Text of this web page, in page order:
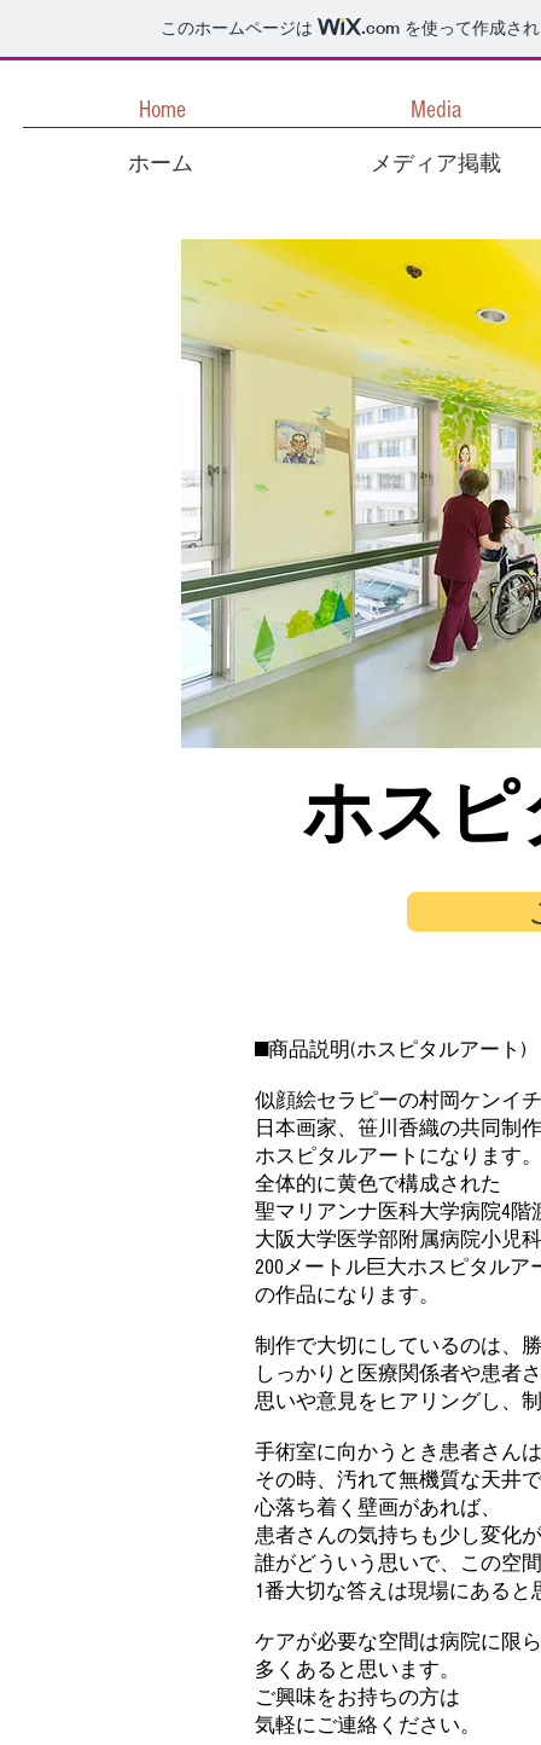
このホームページは .com を使って作成さ
Home Media
ホーム メディア掲載
ホスピ
■商品説明(ホスピタルアート)
似顔絵セラピーの村岡ケンイ
日本画家、笹川香織の共同制
ホスピタルアートになります。
全体的に黄色で構成された
聖マリアンナ医科大学病院4階
大阪大学医学部附属病院小児
200メートル巨大ホスピタルア
の作品になります。
制作で大切にしているのは、
しっかりと医療関係者や患者
思いや意見をヒアリングし、
手術室に向かうとき患者さん
その時、汚れて無機質な天井
心落ち着く壁画があれば、
患者さんの気持ちも少し変化
誰がどういう思いで、この空
1番大切な答えは現場にあると
ケアが必要な空間は病院に限
多くあると思います。
ご興味をお持ちの方は
気軽にご連絡ください。